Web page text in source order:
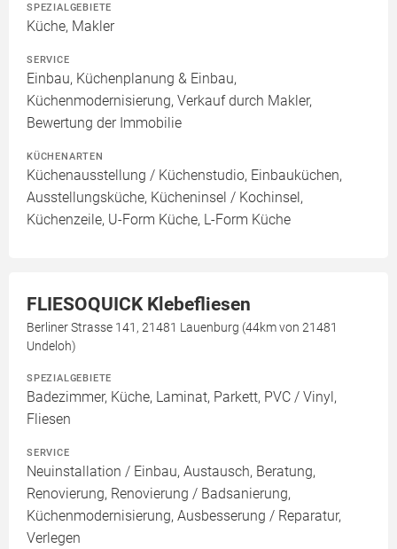
SPEZIALGEBIETE
Küche, Makler
SERVICE
Einbau, Küchenplanung & Einbau,
Küchenmodernisierung, Verkauf durch Makler,
Bewertung der Immobilie
KÜCHENARTEN
Küchenausstellung / Küchenstudio, Einbauküchen,
Ausstellungsküche, Kücheninsel / Kochinsel,
Küchenzeile, U-Form Küche, L-Form Küche
FLIESOQUICK Klebefliesen
Berliner Strasse 141, 21481 Lauenburg (44km von 21481
Undeloh)
SPEZIALGEBIETE
Badezimmer, Küche, Laminat, Parkett, PVC / Vinyl,
Fliesen
SERVICE
Neuinstallation / Einbau, Austausch, Beratung,
Renovierung, Renovierung / Badsanierung,
Küchenmodernisierung, Ausbesserung / Reparatur,
Verlegen